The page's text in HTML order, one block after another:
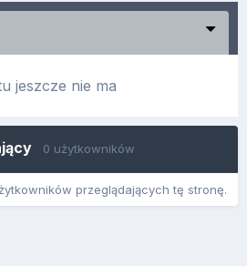
jeszcze nie ma
0 użytkowników
przeglądających tę stronę.